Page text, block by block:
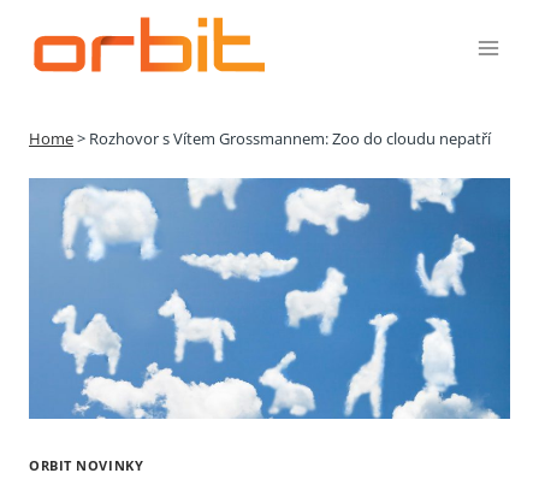
obsah
Home> Rozhovor s Vítem Grossmannem: Zoo do cloudu nepatří
ORBIT NOVINKY